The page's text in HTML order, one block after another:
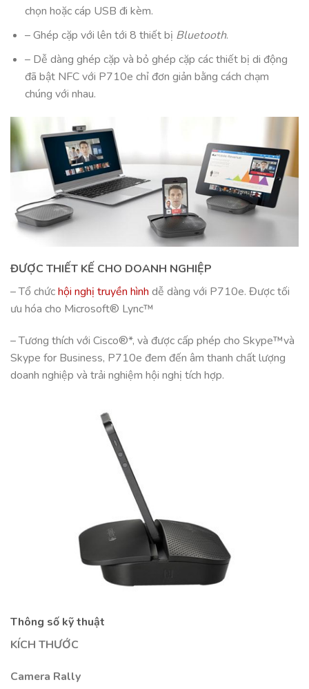
chọn hoặc cáp USB đi kèm.
– Ghép cặp với lên tới 8 thiết bị Bluetooth.
– Dễ dàng ghép cặp và bỏ ghép cặp các thiết bị di động
đã bật NFC với P710e chỉ đơn giản bằng cách chạm
chúng với nhau.
ĐƯỢC THIẾT KẾ CHO DOANH NGHIỆP
– Tổ chứchội nghị truyền hình dễ dàng với P710e. Được tối
ưu hóa cho Microsoft® Lync™
– Tương thích với Cisco®*, và được cấp phép cho Skype™và
Skype for Business, P710e đem đến âm thanh chất lượng
doanh nghiệp và trải nghiệm hội nghị tích hợp.
Thông số kỹ thuật
KÍCH THƯỚC
Camera Rally